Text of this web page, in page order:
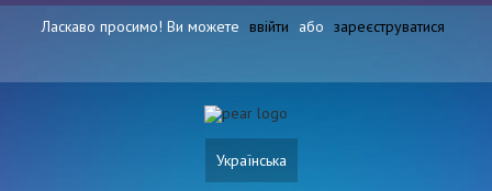
Ласкаво просимо! Ви можете ввійти або зареєструватися
Українська